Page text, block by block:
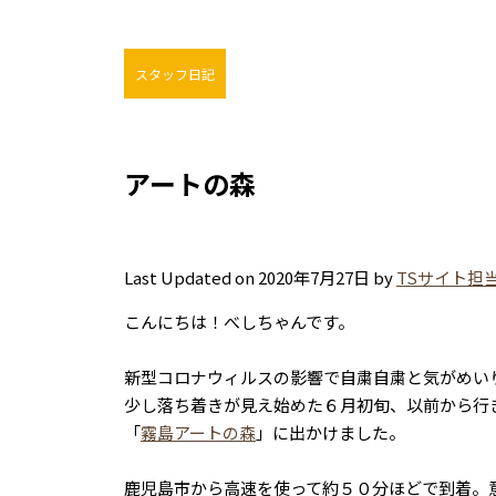
スタッフ日記
アートの森
Last Updated on 2020年7月27日 byTSサイト担
こんにちは！べしちゃんです。
新型コロナウィルスの影響で自粛自粛と気がめい
少し落ち着きが見え始めた６月初旬、以前から
「霧島アートの森」に出かけました。
鹿児島市から高速を使って約５０分ほどで到着。